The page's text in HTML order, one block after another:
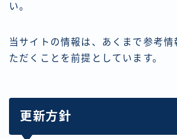
い。
当サイトの情報は、あくまで参考
ただくことを前提としています。
更新方針